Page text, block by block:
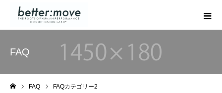
FAQ
FAQ FAQカテゴリー2